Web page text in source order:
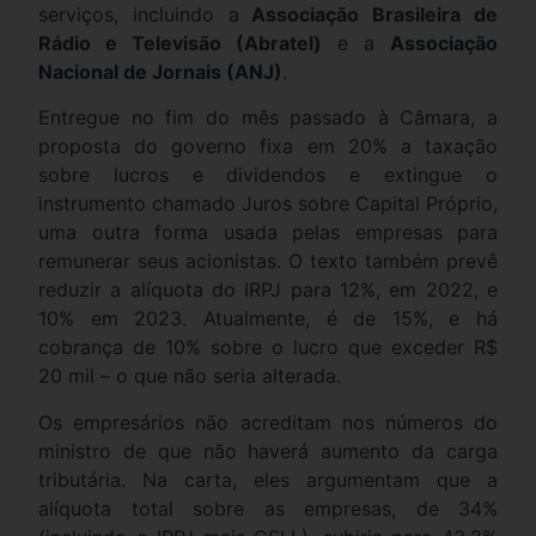
serviços, incluindo a Associação Brasileira de
Rádio e Televisão (Abratel) e a Associação
Nacional de Jornais (ANJ) .
Entregue no fim do mês passado à Câmara, a
proposta do governo fixa em 20% a taxação
sobre lucros e dividendos e extingue o
instrumento chamado Juros sobre Capital Próprio,
uma outra forma usada pelas empresas para
remunerar seus acionistas. O texto também prevê
reduzir a alíquota do IRPJ para 12%, em 2022, e
10% em 2023. Atualmente, é de 15%, e há
cobrança de 10% sobre o lucro que exceder R$
20 mil – o que não seria alterada.
Os empresários não acreditam nos números do
ministro de que não haverá aumento da carga
tributária. Na carta, eles argumentam que a
alíquota total sobre as empresas, de 34%